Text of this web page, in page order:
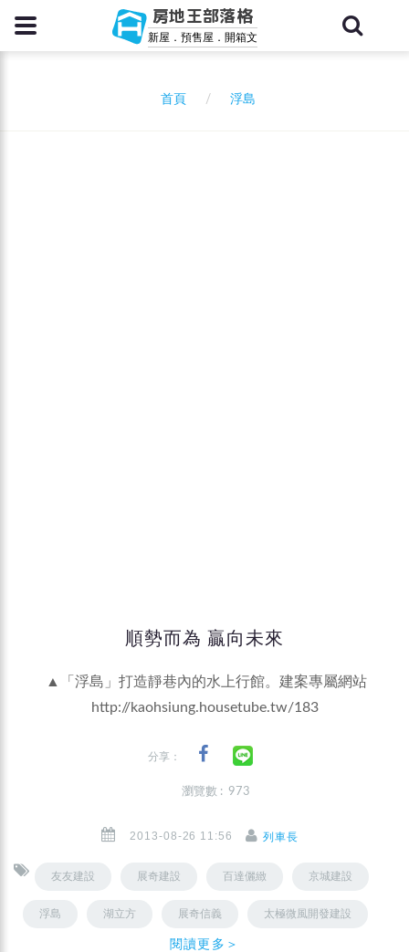
房地王部落格
新屋．預售屋．開箱文
首頁 浮島
順勢而為 贏向未來
▲「浮島」打造靜巷內的水上行館。建案專屬網站
http://kaohsiung.housetube.tw/183
分享：
瀏覽數 : 973
2013-08-26 11:56 列車長
友友建設 展奇建設 百達儷緻 京城建設
浮島 湖立方 展奇信義 太極微風開發建設
閱讀更多＞